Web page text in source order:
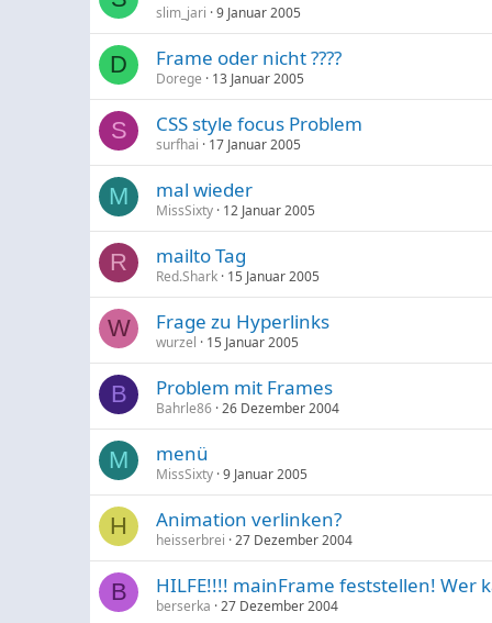
slim_jari 9 Januar 2005
D Frame oder nicht ????
Dorege 13 Januar 2005
S CSS style focus Problem
surfhai 17 Januar 2005
M mal wieder
MissSixty 12 Januar 2005
R mailto Tag
Red.Shark 15 Januar 2005
W Frage zu Hyperlinks
wurzel 15 Januar 2005
B Problem mit Frames
Bahrle86 26 Dezember 2004
M menü
MissSixty 9 Januar 2005
H Animation verlinken?
heisserbrei 27 Dezember 2004
B HILFE!!!! mainFrame feststellen! Wer
berserka 27 Dezember 2004